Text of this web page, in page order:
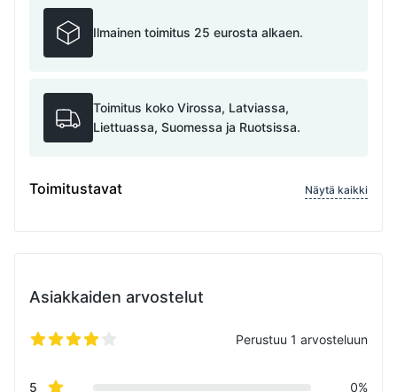
Ilmainen toimitus 25 eurosta alkaen.
Toimitus koko Virossa, Latviassa,
Liettuassa, Suomessa ja Ruotsissa.
Toimitustavat Näytä kaikki
Asiakkaiden arvostelut
Perustuu 1 arvosteluun
Review data
5 star reviews 0%